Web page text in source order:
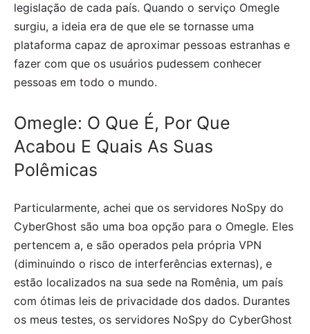
legislação de cada país. Quando o serviço Omegle
surgiu, a ideia era de que ele se tornasse uma
plataforma capaz de aproximar pessoas estranhas e
fazer com que os usuários pudessem conhecer
pessoas em todo o mundo.
Omegle: O Que É, Por Que
Acabou E Quais As Suas
Polêmicas
Particularmente, achei que os servidores NoSpy do
CyberGhost são uma boa opção para o Omegle. Eles
pertencem a, e são operados pela própria VPN
(diminuindo o risco de interferências externas), e
estão localizados na sua sede na Romênia, um país
com ótimas leis de privacidade dos dados. Durantes
os meus testes, os servidores NoSpy do CyberGhost